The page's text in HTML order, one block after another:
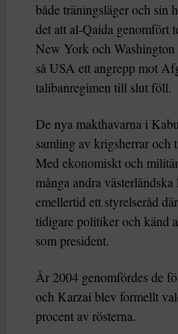
både träningsläger och sin
det att al-Qaida genomfört
New York och
så USA ett angrepp mot
talibanregimen till slut föll.
De nya makthavarna i
samling av krigsherrar
Med ekonomiskt och
många andra
emellertid ett styrelseråd
tidigare politiker och känd
som president.
År 2004 genomfördes de
och Karzai blev formellt
procent av rösterna.